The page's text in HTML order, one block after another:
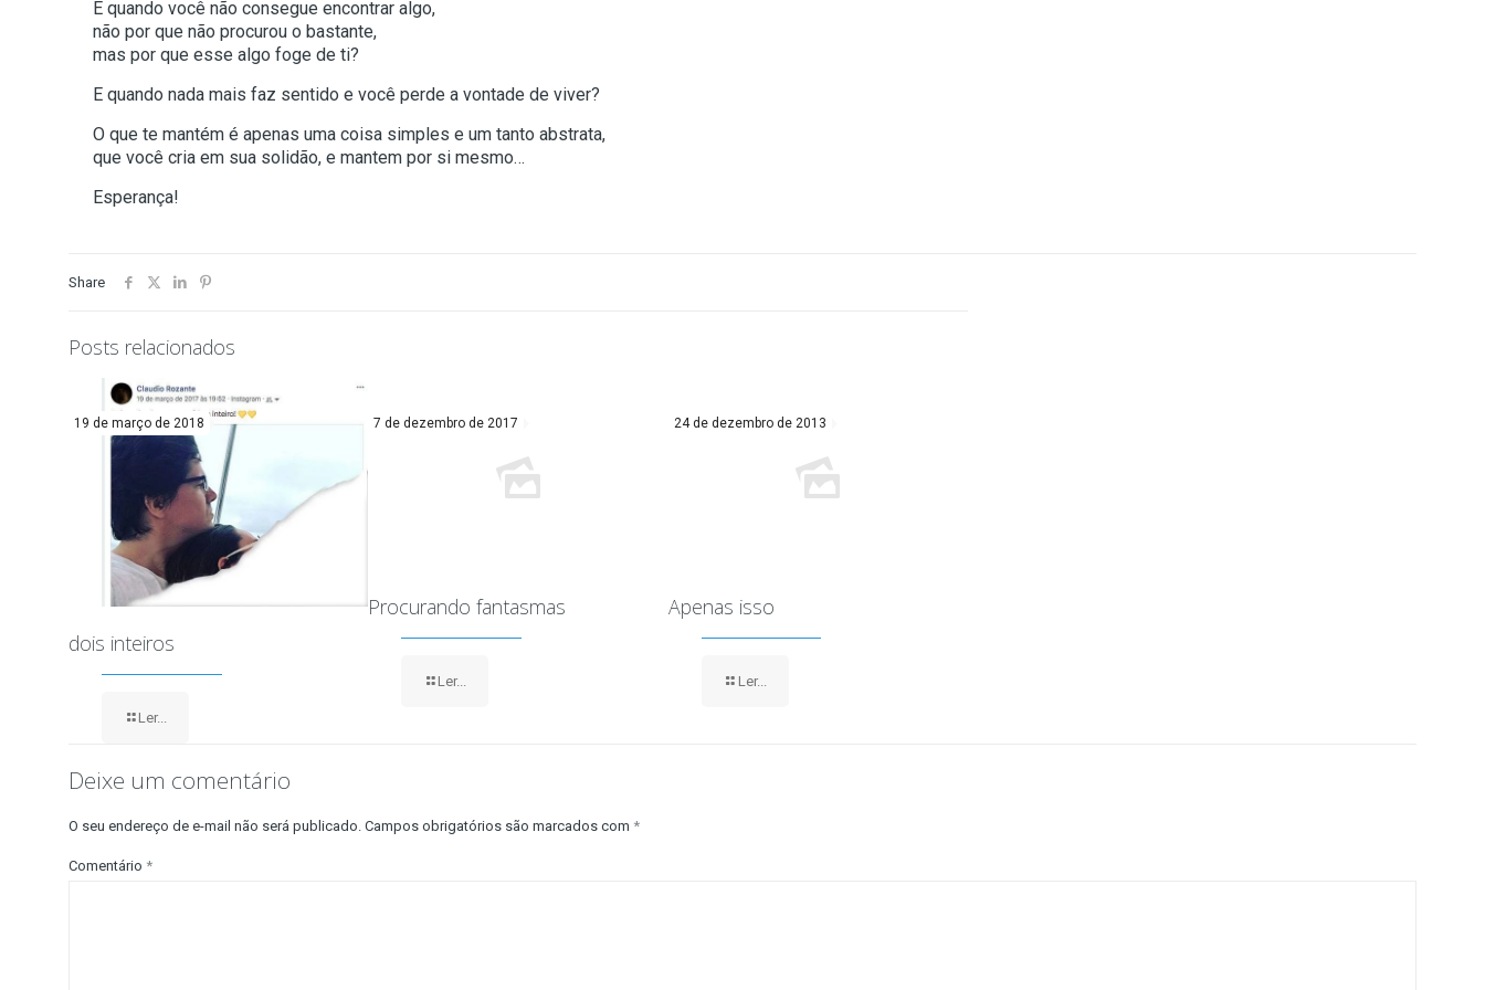
E quando você não consegue encontrar algo,
não por que não procurou o bastante,
mas por que esse algo foge de ti?
E quando nada mais faz sentido e você perde a vontade de viver?
O que te mantém é apenas uma coisa simples e um tanto abstrata,
que você cria em sua solidão, e mantem por si mesmo…
Esperança!
Share
Posts relacionados
19 de março de 2018
dois inteiros
Ler...
7 de dezembro de 2017
Procurando fantasmas
Ler...
24 de dezembro de 2013
Apenas isso
Ler...
Deixe um comentário
O seu endereço de e-mail não será publicado. Campos obrigatórios são marcados com *
Comentário *